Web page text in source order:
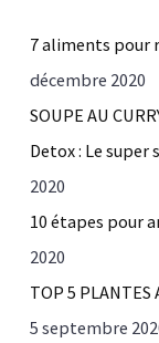
7 aliments pour
décembre 2020
SOUPE AU
Detox : Le super
2020
10 étapes pour
2020
TOP 5 PLANTES
5 septembre